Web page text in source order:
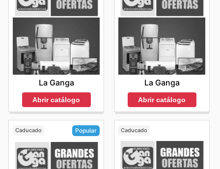
La Ganga
Abrir catálogo
La Ganga
Abrir catálogo
Caducado Popular Caducado